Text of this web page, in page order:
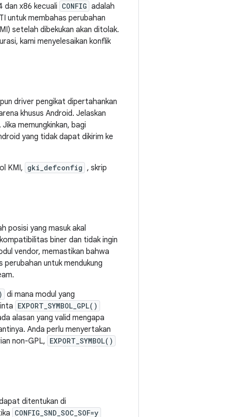
dan x86 kecuali CONFIG adalah
untuk membahas perubahan
setelah dibekukan akan ditolak.
kami menyelesaikan konflik
driver pengikat dipertahankan
khusus Android. Jelaskan
memungkinkan, bagi
yang tidak dapat dikirim ke
KMI, gki_defconfig , skrip
posisi yang masuk akal
biner dan tidak ingin
vendor, memastikan bahwa
untuk mendukung
di mana modul yang
EXPORT_SYMBOL_GPL()
alasan yang valid mengapa
Anda perlu menyertakan
non-GPL, EXPORT_SYMBOL()
ditentukan di
CONFIG_SND_SOC_SOF=y